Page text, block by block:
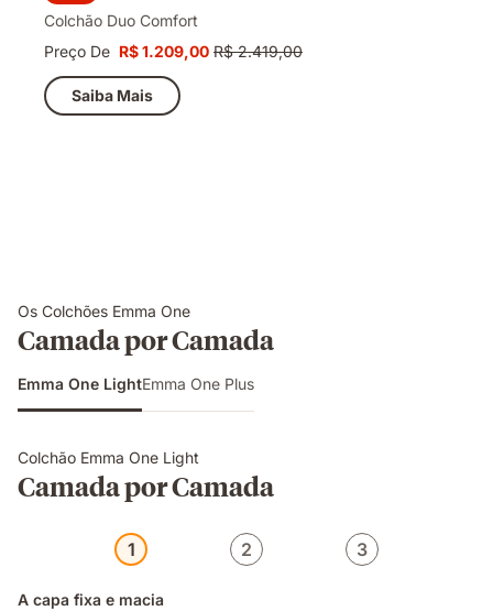
Colchão Duo Comfort
Preço De Preço
R$ 1.209,00
R$ 1.209,00 Preço
R$ 2.419,00
Saiba Mais
Os Colchões Emma One
Camada por Camada
Emma One LightEmma One Plus
Colchão Emma One Light
Camada por Camada
1 2 3
A capa fixa e macia